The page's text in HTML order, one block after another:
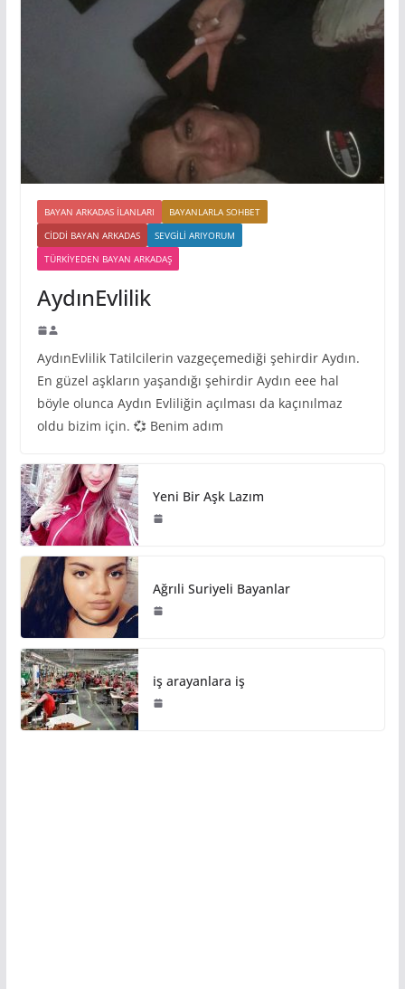
BAYAN ARKADAS ILANLARI
BAYANLARLA SOHBET
CIDDI BAYAN ARKADAS
SEVGILI ARIYORUM
TÜRKIYEDEN BAYAN ARKADAŞ
AydınEvlilik
AydınEvlilik Tatilcilerin vazgeçemediği şehirdir Aydın.
En güzel aşkların yaşandığı şehirdir Aydın eee hal
böyle olunca Aydın Evliliğin açılması da kaçınılmaz
oldu bizim için. 💞 Benim adım
Yeni Bir Aşk Lazım
Ağrıli Suriyeli Bayanlar
iş arayanlara iş